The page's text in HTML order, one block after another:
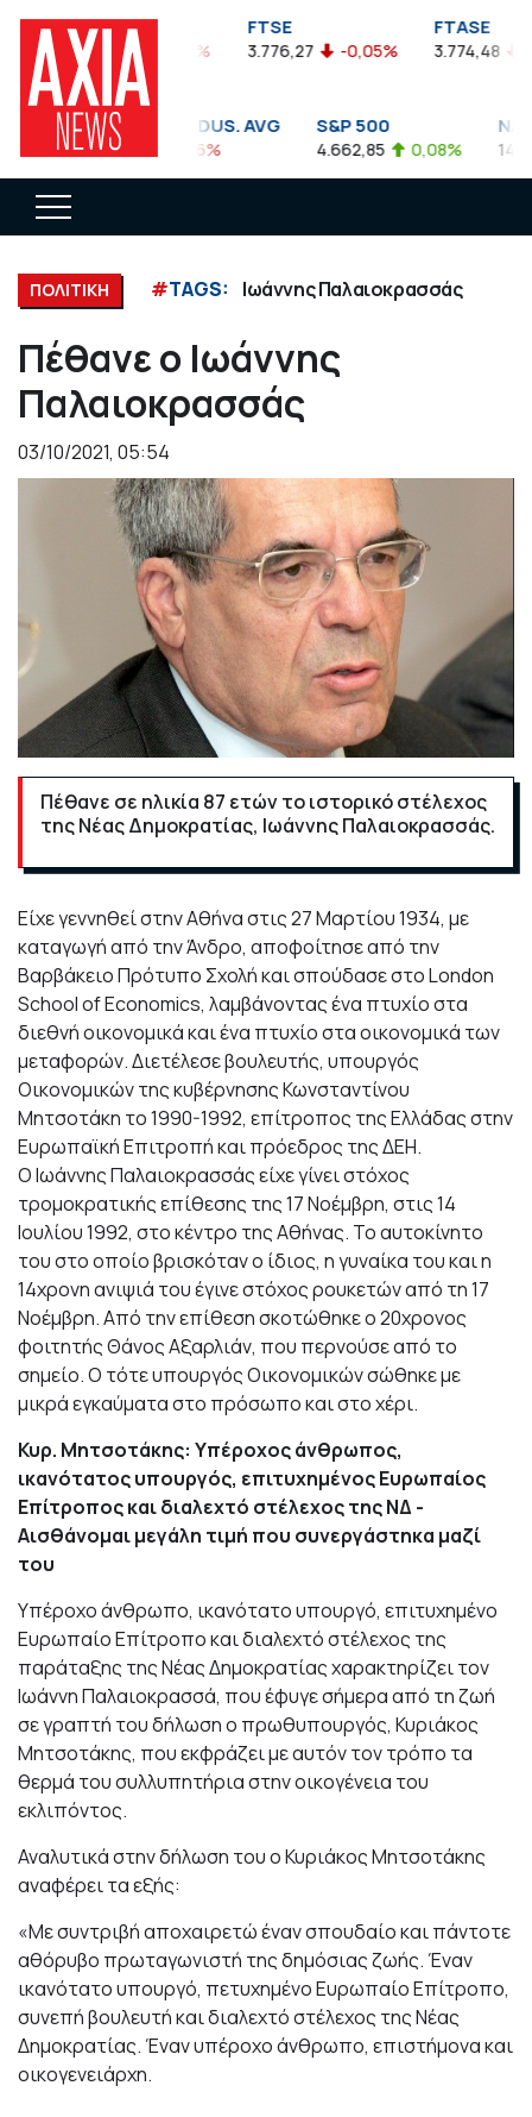
FTSEA
899,47 -0,04%
FTSE
3.776,27 -0,05%
FTASE
3.774,48 -
DOW JONES INDUS. AVG
35.911,81
S&P 500
4.662,85 0,08%
ΠΟΛΙΤΙΚΗ #TAGS: Ιωάννης Παλαιοκρασσάς
Πέθανε ο Ιωάννης
Παλαιοκρασσάς
03/10/2021, 05:54
Πέθανε σε ηλικία 87 ετών το ιστορικό στέλεχος
της Νέας Δημοκρατίας, Ιωάννης Παλαιοκρασσάς.
Είχε γεννηθεί στην Αθήνα στις 27 Μαρτίου 1934, με
καταγωγή από την Άνδρο, αποφοίτησε από την
Βαρβάκειο Πρότυπο Σχολή και σπούδασε στο London
School of Economics, λαμβάνοντας ένα πτυχίο στα
διεθνή οικονομικά και ένα πτυχίο στα οικονομικά των
μεταφορών. Διετέλεσε βουλευτής, υπουργός
Οικονομικών της κυβέρνησης Κωνσταντίνου
Μητσοτάκη το 1990-1992, επίτροπος της Ελλάδας στην
Ευρωπαϊκή Επιτροπή και πρόεδρος της ΔΕΗ.
Ο Ιωάννης Παλαιοκρασσάς είχε γίνει στόχος
τρομοκρατικής επίθεσης της 17 Νοέμβρη, στις 14
Ιουλίου 1992, στο κέντρο της Αθήνας. Το αυτοκίνητο
του στο οποίο βρισκόταν ο ίδιος, η γυναίκα του και η
14χρονη ανιψιά του έγινε στόχος ρουκετών από τη 17
Νοέμβρη. Από την επίθεση σκοτώθηκε ο 20χρονος
φοιτητής Θάνος Αξαρλιάν, που περνούσε από το
σημείο. Ο τότε υπουργός Οικονομικών σώθηκε με
μικρά εγκαύματα στο πρόσωπο και στο χέρι.
Κυρ. Μητσοτάκης: Υπέροχος άνθρωπος,
ικανότατος υπουργός, επιτυχημένος Ευρωπαίος
Επίτροπος και διαλεχτό στέλεχος της ΝΔ -
Αισθάνομαι μεγάλη τιμή που συνεργάστηκα μαζί
του
Υπέροχο άνθρωπο, ικανότατο υπουργό, επιτυχημένο
Ευρωπαίο Επίτροπο και διαλεχτό στέλεχος της
παράταξης της Νέας Δημοκρατίας χαρακτηρίζει τον
Ιωάννη Παλαιοκρασσά, που έφυγε σήμερα από τη ζωή
σε γραπτή του δήλωση ο πρωθυπουργός, Κυριάκος
Μητσοτάκης, που εκφράζει με αυτόν τον τρόπο τα
θερμά του συλλυπητήρια στην οικογένεια του
εκλιπόντος.
Αναλυτικά στην δήλωση του ο Κυριάκος Μητσοτάκης
αναφέρει τα εξής:
«Με συντριβή αποχαιρετώ έναν σπουδαίο και πάντοτε
αθόρυβο πρωταγωνιστή της δημόσιας ζωής. Έναν
ικανότατο υπουργό, πετυχημένο Ευρωπαίο Επίτροπο,
συνεπή βουλευτή και διαλεχτό στέλεχος της Νέας
Δημοκρατίας. Έναν υπέροχο άνθρωπο, επιστήμονα και
οικογενειάρχη.